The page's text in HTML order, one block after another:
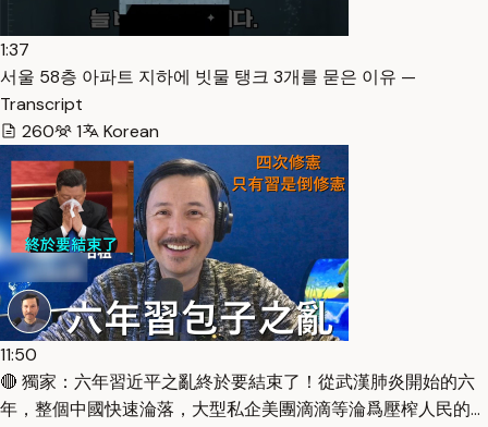
1:37
서울 58층 아파트 지하에 빗물 탱크 3개를 묻은 이유 —
Transcript
260
1 Korean
11:50
🔴 獨家：六年習近平之亂終於要結束了！從武漢肺炎開始的六
年，整個中國快速淪落，大型私企美團滴滴等淪爲壓榨人民的…